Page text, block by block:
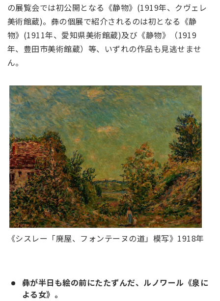
の展覧会では初公開となる《静物》(1919年、クヴェレ
美術館蔵)。彝の個展で紹介されるのは初となる《静
物》(1911年、愛知県美術館蔵)及び《静物》（1919
年、豊田市美術館蔵）等、いずれの作品も見逃せませ
ん。
《シスレー「廃屋、フォンテーヌの道」模写》1918年
彝が半日も絵の前にたたずんだ、ルノワール《泉に
よる女》。